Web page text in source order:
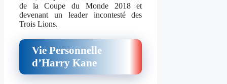
de la Coupe du Monde 2018 et
devenant un leader incontesté des
Trois Lions.
Vie Personnelle
d’Harry Kane